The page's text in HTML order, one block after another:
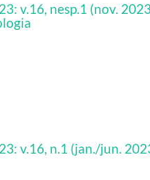
v.16, nesp.1 (nov.
v.16, n.1 (jan./jun.